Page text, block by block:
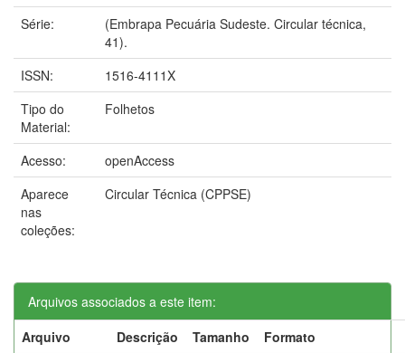
Série:
(Embrapa Pecuária Sudeste. Circular técnica,
41).
ISSN:
1516-4111X
Tipo do
Material:
Folhetos
Acesso:
openAccess
Aparece
nas
coleções:
Circular Técnica (CPPSE)
Arquivos associados a este item:
Arquivo
Descrição Tamanho
Formato